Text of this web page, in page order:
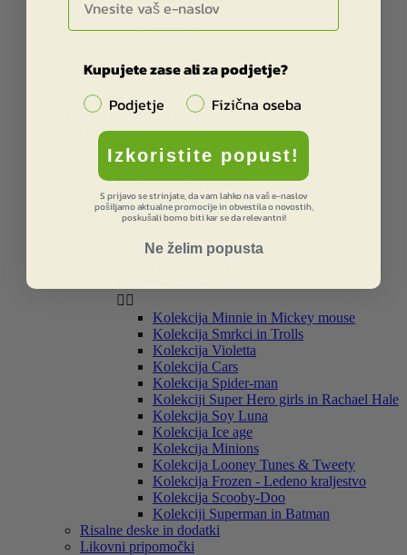

Deklice
Kolekcija Star Wars
Kolekcija ice age
Kolekcija Peak
Zvezki, bloki in pripomočki
Kolekcija Street
Kolekcija Barcelona
Kolekcija Real Madrid
Kolekcija Liverpool
Kolekcija Star Wars
Kolekcija Smiley
 
Kolekcija Minnie in Mickey mouse
Kolekcija Smrkci in Trolls
Kolekcija Violetta
Kolekcija Cars
Kolekcija Spider-man
Kolekciji Super Hero girls in Rachael Hale
Kolekcija Soy Luna
Kolekcija Ice age
Kolekcija Minions
Kolekcija Looney Tunes & Tweety
Kolekcija Frozen - Ledeno kraljestvo
Kolekcija Scooby-Doo
Kolekciji Superman in Batman
Risalne deske in dodatki
Likovni pripomočki
Kupujete zase ali za podjetje?
Podjetje
Fizična oseba
Izkoristite popust!
S prijavo se strinjate, da vam lahko na vaš e-naslov
pošiljamo aktualne promocije in obvestila o novostih,
poskušali bomo biti kar se da relevantni!
Ne želim popusta